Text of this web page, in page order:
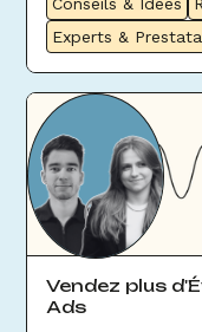
Experts &
Vendez plus
Ads